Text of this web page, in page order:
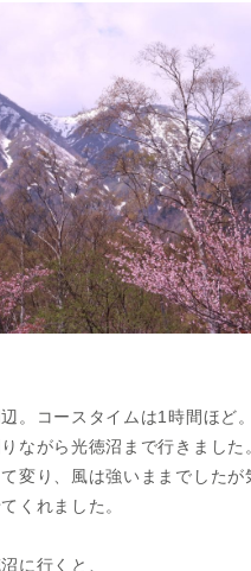
。コースタイムは1時間ほど
ながら光徳沼まで行きました
変り、風は強いままでしたが
くれました。
に行くと、